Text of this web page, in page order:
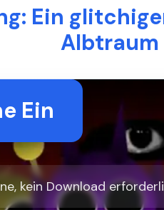
Ein
Albtraum
Ein
kein Download